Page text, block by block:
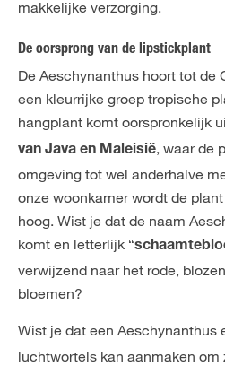
makkelijke verzorging.
De oorsprong van de lipstickplant
De Aeschynanthus hoort tot de
een kleurrijke groep tropische
hangplant komt oorspronkelijk
van Java en Maleisië, waar de
omgeving tot wel anderhalve
onze woonkamer wordt de
hoog. Wist je dat de naam
komt en letterlijk “
verwijzend naar het rode,
bloemen?
Wist je dat een Aeschynanthus
luchtwortels kan aanmaken om